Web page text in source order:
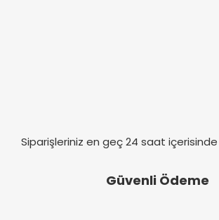
Siparişleriniz en geç 24 saat
Güvenli Ödeme